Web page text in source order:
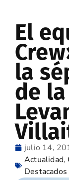
El
la
de
julio 14,
Actualidad,
Destacados